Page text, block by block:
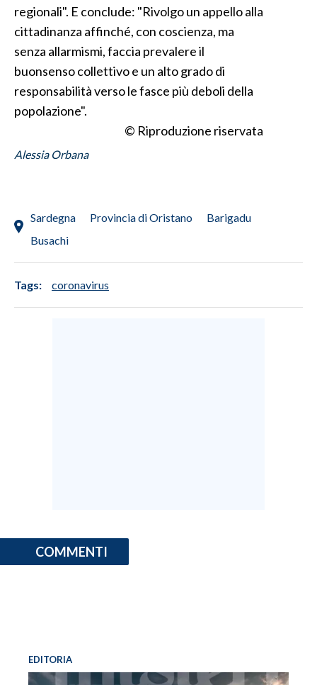
regionali". E conclude: "Rivolgo un appello alla
cittadinanza affinché, con coscienza, ma
senza allarmismi, faccia prevalere il
buonsenso collettivo e un alto grado di
responsabilità verso le fasce più deboli della
popolazione".
© Riproduzione riservata
Alessia Orbana
Sardegna Provincia di Oristano
Barigadu
Busachi
Tags: coronavirus
COMMENTI
EDITORIA